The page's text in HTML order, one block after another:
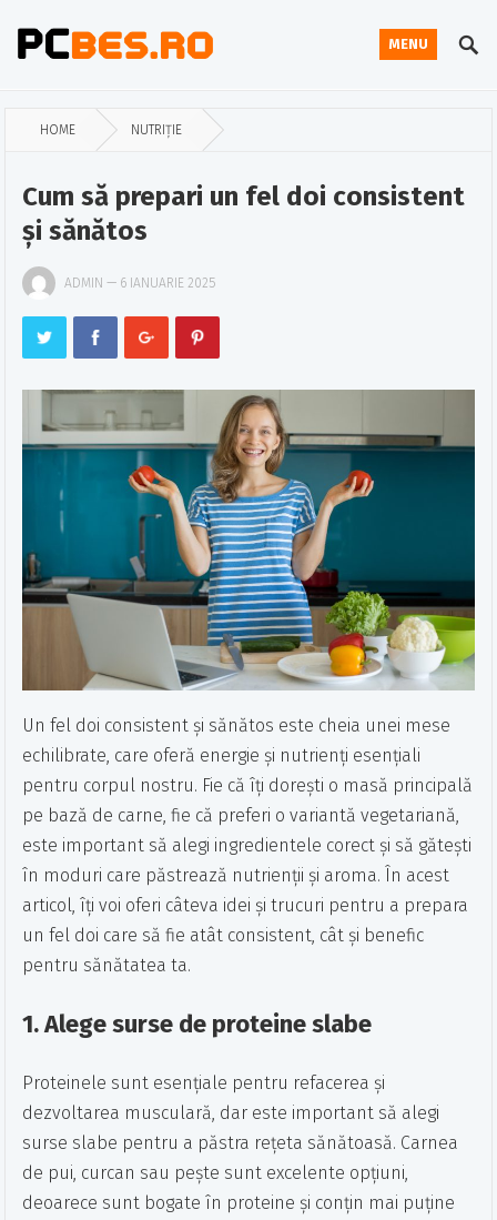
MENU
HOME NUTRIȚIE
Cum să prepari un fel doi consistent
și sănătos
ADMIN — 6 IANUARIE 2025
Un fel doi consistent și sănătos este cheia unei mese
echilibrate, care oferă energie și nutrienți esențiali
pentru corpul nostru. Fie că îți dorești o masă principală
pe bază de carne, fie că preferi o variantă vegetariană,
este important să alegi ingredientele corect și să gătești
în moduri care păstrează nutrienții și aroma. În acest
articol, îți voi oferi câteva idei și trucuri pentru a prepara
un fel doi care să fie atât consistent, cât și benefic
pentru sănătatea ta.
1.Alege surse de proteine slabe
Proteinele sunt esențiale pentru refacerea și
dezvoltarea musculară, dar este important să alegi
surse slabe pentru a păstra rețeta sănătoasă. Carnea
de pui, curcan sau pește sunt excelente opțiuni,
deoarece sunt bogate în proteine și conțin mai puține